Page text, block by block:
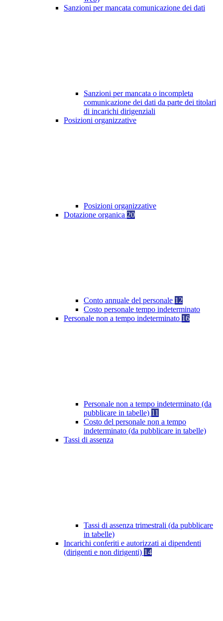
Sanzioni per mancata comunicazione dei dati
Sanzioni per mancata o incompleta
comunicazione dei dati da parte dei titolari
di incarichi dirigenziali
Posizioni organizzative
Posizioni organizzative
Dotazione organica 20
Conto annuale del personale 12
Costo personale tempo indeterminato
Personale non a tempo indeterminato 16
Personale non a tempo indeterminato (da
pubblicare in tabelle) 11
Costo del personale non a tempo
indeterminato (da pubblicare in tabelle)
Tassi di assenza
Tassi di assenza trimestrali (da pubblicare
in tabelle)
Incarichi conferiti e autorizzati ai dipendenti
(dirigenti e non dirigenti) 14